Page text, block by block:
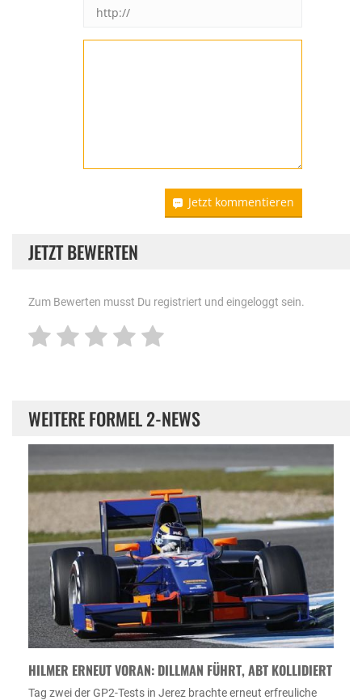
Jetzt kommentieren
JETZT BEWERTEN
Zum Bewerten musst Du registriert und eingeloggt sein.
WEITERE FORMEL 2-NEWS
HILMER ERNEUT VORAN: DILLMAN FÜHRT, ABT KOLLIDIERT
Tag zwei der GP2-Tests in Jerez brachte erneut erfreuliche